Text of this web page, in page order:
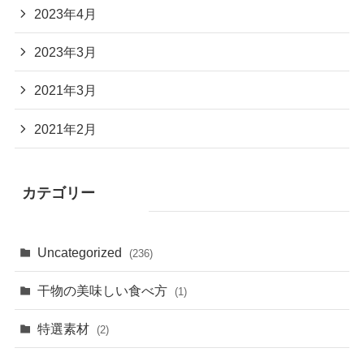
2023年4月
2023年3月
2021年3月
2021年2月
カテゴリー
Uncategorized (236)
干物の美味しい食べ方 (1)
特選素材 (2)